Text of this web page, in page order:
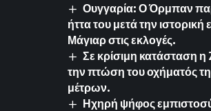
Ουγγαρία: Ο Όρμπαν
ήττα του μετά την
Μάγιαρ στις εκλογές.
Σε κρίσιμη κατάσταση η
την πτώση του οχήματός
μέτρων.
Ηχηρή ψήφος